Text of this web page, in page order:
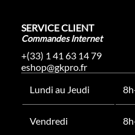
SERVICE CLIENT
Commandes Internet
+(33) 1 41 63 14 79
eshop@gkpro.fr
Lundi au Jeudi
Vendredi